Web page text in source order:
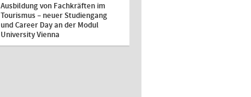
Ausbildung von Fachkräften im
Tourismus – neuer Studiengang
und Career Day an der Modul
University Vienna